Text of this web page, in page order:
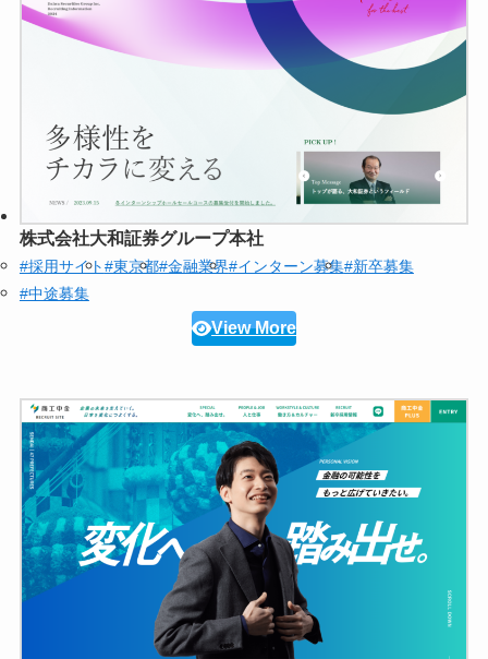
株式会社大和証券グループ本社
#採用サイト#東京都#金融業界#インターン募集#新卒募集
#中途募集
View More